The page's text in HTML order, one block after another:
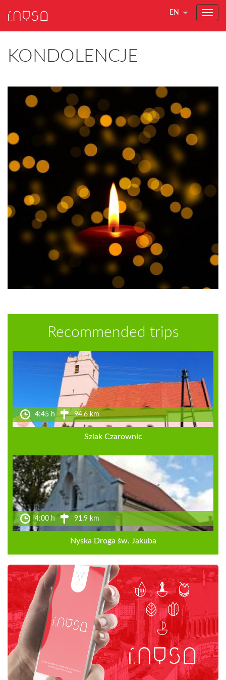
EN
KONDOLENCJE
Recommended trips
4:45 h 94.6 km
Szlak Czarownic
4:00 h 91.9 km
Nyska Droga św. Jakuba